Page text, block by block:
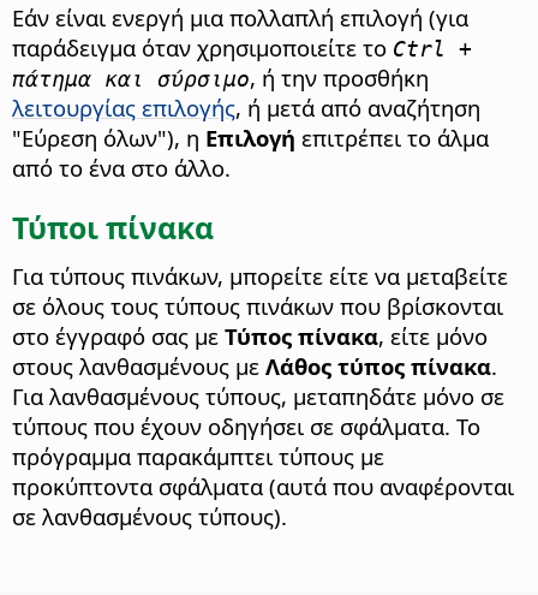
Εάν είναι ενεργή μια πολλαπλή επιλογή (για
παράδειγμα όταν χρησιμοποιείτε το Ctrl +
πάτημα και σύρσιμο, ή την προσθήκη
λειτουργίας επιλογής, ή μετά από αναζήτηση
"Εύρεση όλων"), η Επιλογή επιτρέπει το άλμα
από το ένα στο άλλο.
Τύποι πίνακα
Για τύπους πινάκων, μπορείτε είτε να μεταβείτε
σε όλους τους τύπους πινάκων που βρίσκονται
στο έγγραφό σας με Τύπος πίνακα, είτε μόνο
στους λανθασμένους με Λάθος τύπος πίνακα.
Για λανθασμένους τύπους, μεταπηδάτε μόνο σε
τύπους που έχουν οδηγήσει σε σφάλματα. Το
πρόγραμμα παρακάμπτει τύπους με
προκύπτοντα σφάλματα (αυτά που αναφέρονται
σε λανθασμένους τύπους).